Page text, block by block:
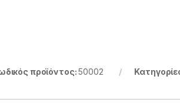
προϊόντος:50002